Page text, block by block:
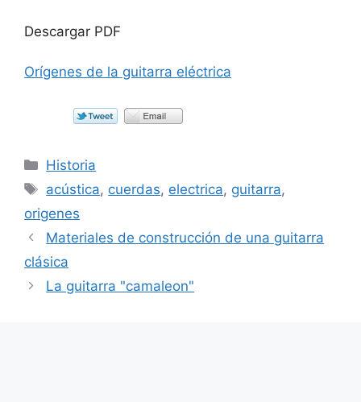
Descargar PDF
Orígenes de la guitarra eléctrica
Categorías
Historia
Etiquetas
acústica, cuerdas, electrica, guitarra,
origenes
Materiales de construcción de una guitarra
clásica
La guitarra "camaleon"